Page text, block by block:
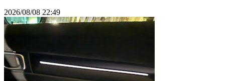
2026/08/08 22:49